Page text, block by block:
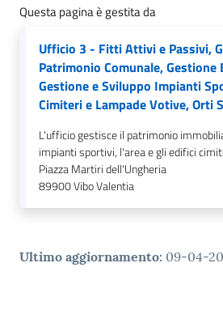
argomenti...
Seguici
Questa pagina è gestita da
Ufficio 3 - Fitti Attivi e Passivi,
Patrimonio Comunale, Gestione
Gestione e Sviluppo Impianti
Cimiteri e Lampade Votive, Orti
L'ufficio gestisce il patrimonio
impianti sportivi, l'area e gli edifici
Piazza Martiri dell'Ungheria
89900Vibo Valentia
Ultimo aggiornamento: 09-04-